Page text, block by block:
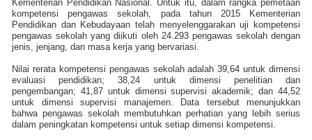
Kementerian Pendidikan Nasional. Untuk itu, dalam rangka pemetaan
kompetensi pengawas sekolah, pada tahun 2015 Kementerian
Pendidikan dan Kebudayaan telah menyelenggarakan uji kompetensi
pengawas sekolah yang diikuti oleh 24.293 pengawas sekolah dengan
jenis, jenjang, dan masa kerja yang bervariasi.
Nilai rerata kompetensi pengawas sekolah adalah 39,64 untuk dimensi
evaluasi pendidikan; 38,24 untuk dimensi penelitian dan
pengembangan; 41,87 untuk dimensi supervisi akademik; dan 44,52
untuk dimensi supervisi manajemen. Data tersebut menunjukkan
bahwa pengawas sekolah membutuhkan perhatian yang lebih serius
dalam peningkatan kompetensi untuk setiap dimensi kompetensi.